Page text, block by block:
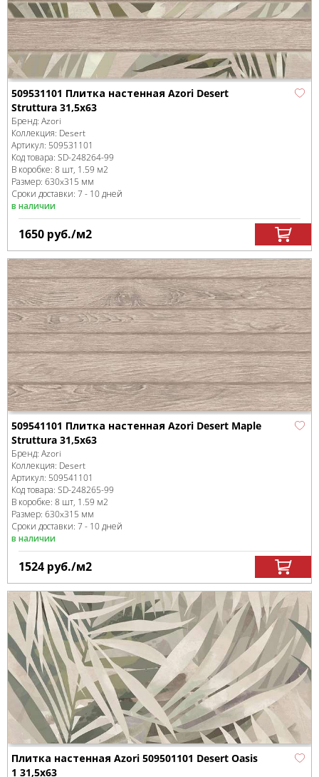
509531101 Плитка настенная Azori Desert
Struttura 31,5x63
Бренд: Azori
Коллекция: Desert
Артикул: 509531101
Код товара: SD-248264-99
В коробке: 8 шт, 1.59 м2
Размер: 630x315 мм
Сроки доставки: 7 - 10 дней
в наличии
1650 руб./м2
509541101 Плитка настенная Azori Desert Maple
Struttura 31,5x63
Бренд: Azori
Коллекция: Desert
Артикул: 509541101
Код товара: SD-248265-99
В коробке: 8 шт, 1.59 м2
Размер: 630x315 мм
Сроки доставки: 7 - 10 дней
в наличии
1524 руб./м2
Плитка настенная Azori 509501101 Desert Oasis
1 31,5x63